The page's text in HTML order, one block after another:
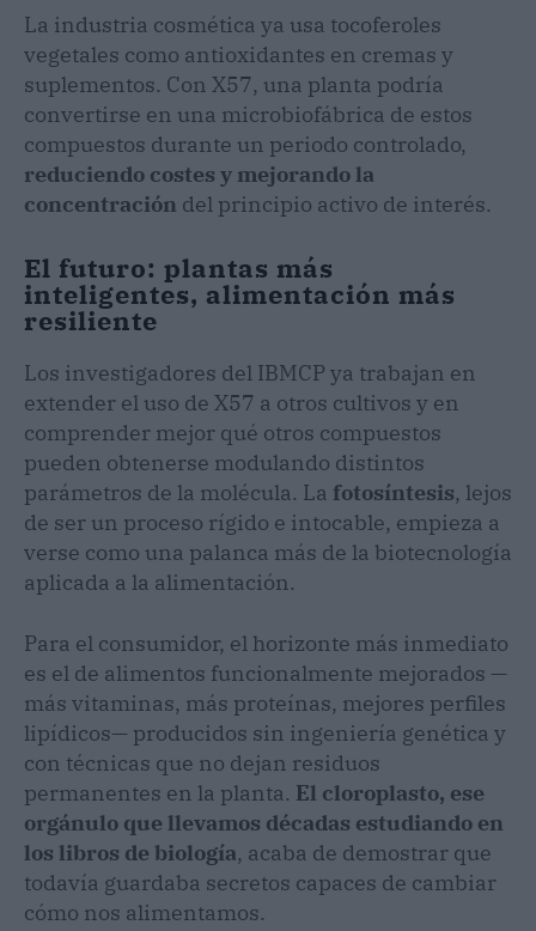
La industria cosmética ya usa tocoferoles
vegetales como antioxidantes en cremas y
suplementos. Con X57, una planta podría
convertirse en una microbiofábrica de estos
compuestos durante un periodo controlado,
reduciendo costes y mejorando la
concentración del principio activo de interés.
El futuro: plantas más
inteligentes, alimentación más
resiliente
Los investigadores del IBMCP ya trabajan en
extender el uso de X57 a otros cultivos y en
comprender mejor qué otros compuestos
pueden obtenerse modulando distintos
parámetros de la molécula. La fotosíntesis, lejos
de ser un proceso rígido e intocable, empieza a
verse como una palanca más de la biotecnología
aplicada a la alimentación.
Para el consumidor, el horizonte más inmediato
es el de alimentos funcionalmente mejorados —
más vitaminas, más proteínas, mejores perfiles
lipídicos— producidos sin ingeniería genética y
con técnicas que no dejan residuos
permanentes en la planta. El cloroplasto, ese
orgánulo que llevamos décadas estudiando en
los libros de biología, acaba de demostrar que
todavía guardaba secretos capaces de cambiar
cómo nos alimentamos.